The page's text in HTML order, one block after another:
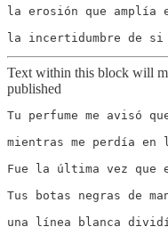
la erosión que amplía
Text within this block will
published
Tu perfume me avisó
mientras me perdía
Fue la última vez que
Tus botas negras de